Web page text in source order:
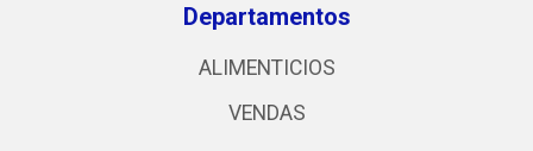
Departamentos
ALIMENTICIOS
VENDAS